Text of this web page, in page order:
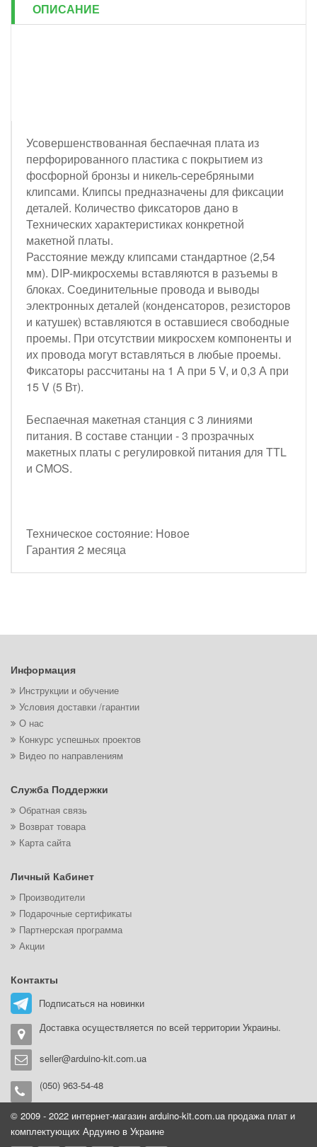
ОПИСАНИЕ
Усовершенствованная беспаечная плата из
перфорированного пластика с покрытием из
фосфорной бронзы и никель-серебряными
клипсами. Клипсы предназначены для фиксации
деталей. Количество фиксаторов дано в
Технических характеристиках конкретной
макетной платы.
Расстояние между клипсами стандартное (2,54
мм). DIP-микросхемы вставляются в разъемы в
блоках. Соединительные провода и выводы
электронных деталей (конденсаторов, резисторов
и катушек) вставляются в оставшиеся свободные
проемы. При отсутствии микросхем компоненты и
их провода могут вставляться в любые проемы.
Фиксаторы рассчитаны на 1 А при 5 V, и 0,3 А при
15 V (5 Вт).
Беспаечная макетная станция с 3 линиями
питания. В составе станции - 3 прозрачных
макетных платы с регулировкой питания для TTL
и CMOS.
Техническое состояние: Новое
Гарантия 2 месяца
Информация
Инструкции и обучение
Условия доставки /гарантии
О нас
Конкурс успешных проектов
Видео по направлениям
Служба Поддержки
Обратная связь
Возврат товара
Карта сайта
Личный Кабинет
Производители
Подарочные сертификаты
Партнерская программа
Акции
Контакты
Подписаться на новинки
Доставка осуществляется по всей территории Украины.
seller@arduino-kit.com.ua
(050) 963-54-48
© 2009 - 2022 интернет-магазин arduino-kit.com.ua продажа плат и
комплектующих Ардуино в Украине